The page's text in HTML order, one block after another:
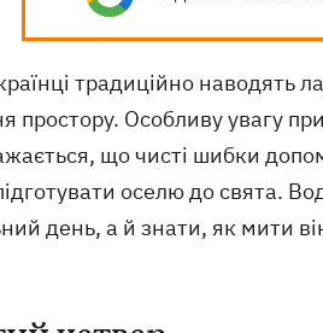
традиційно наводять
простору. Особливу увагу
що чисті шибки
оселю до свята.
день, а й знати, як мити